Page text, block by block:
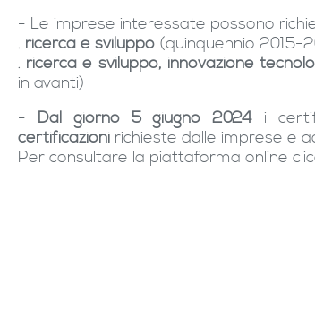
- Le imprese interessate possono
. ricerca e sviluppo (quinquennio 2015-
. ricerca e sviluppo, innovazione
in avanti)
- Dal giorno 5 giugno 2024 i
certificazioni richieste dalle imprese e
Per consultare la piattaforma online